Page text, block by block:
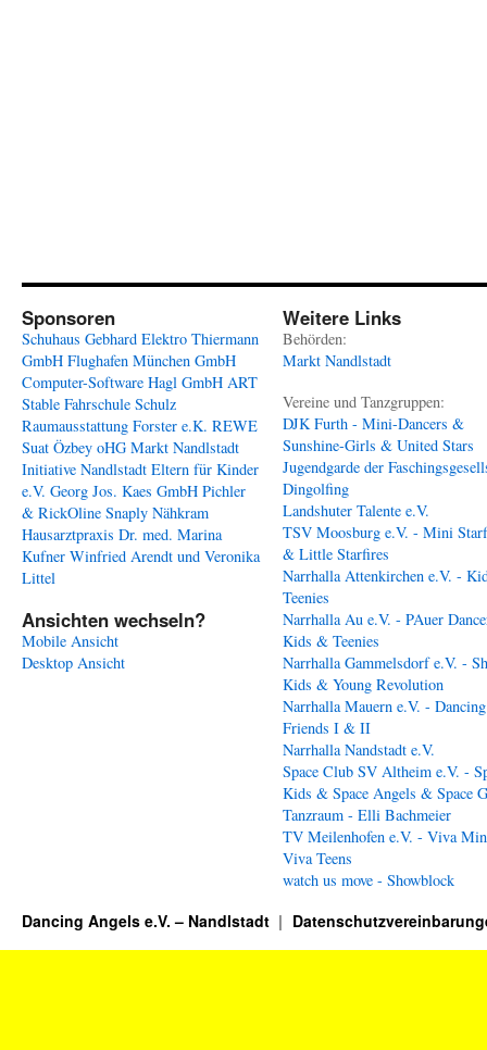
Sponsoren
Schuhaus Gebhard Elektro Thiermann
GmbH Flughafen München GmbH
Computer-Software Hagl GmbH ART
Stable Fahrschule Schulz
Raumausstattung Forster e.K. REWE
Suat Özbey oHG Markt Nandlstadt
Initiative Nandlstadt Eltern für Kinder
e.V. Georg Jos. Kaes GmbH Pichler
& RickOline Snaply Nähkram
Hausarztpraxis Dr. med. Marina
Kufner Winfried Arendt und Veronika
Littel
Ansichten wechseln?
Mobile Ansicht
Desktop Ansicht
Weitere Links
Behörden:
Markt Nandlstadt
Vereine und Tanzgruppen:
DJK Furth - Mini-Dancers &
Sunshine-Girls & United Stars
Jugendgarde der
Dingolfing
Landshuter Talente e.V.
TSV Moosburg e.V. - Mini
& Little Starfires
Narrhalla Attenkirchen e.V. -
Teenies
Narrhalla Au e.V. - PAuer
Kids & Teenies
Narrhalla Gammelsdorf e.V. -
Kids & Young Revolution
Narrhalla Mauern e.V. - Dancing
Friends I & II
Narrhalla Nandstadt e.V.
Space Club SV Altheim e.V. -
Kids & Space Angels & Space
Tanzraum - Elli Bachmeier
TV Meilenhofen e.V. - Viva
Viva Teens
watch us move - Showblock
Dancing Angels e.V. – Nandlstadt